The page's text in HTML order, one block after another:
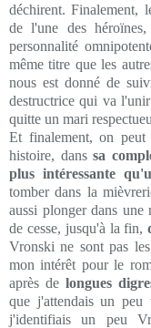
déchirent. Finalement,
de l'une des
personnalité
même titre que les
nous est donné de
destructrice qui va
quitte un mari
Et finalement, on peut
histoire, danssa
plus intéressante
tomber dans la
aussi plonger dans une
de cesse, jusqu'à la fin,
Vronski ne sont pas
mon intérêt pour le
après de longues
que j'attendais un
j'identifiais un peu